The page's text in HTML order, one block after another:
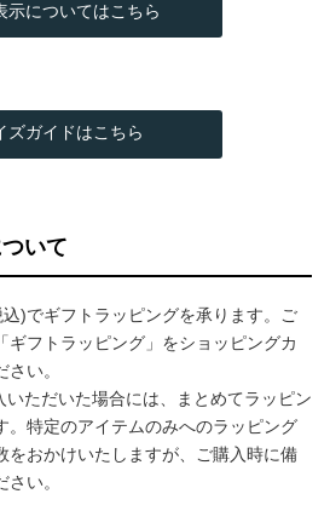
示についてはこちら
ズガイドはこちら
いて
)でギフトラッピングを承ります。ご
ギフトラッピング」をショッピングカ
い。
ただいた場合には、まとめてラッピン
。特定のアイテムのみへのラッピング
をおかけいたしますが、ご購入時に備
い。